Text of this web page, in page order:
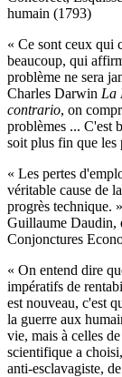
humain (1793)
« Ce sont ceux qui
beaucoup, qui
problème ne sera
Charles Darwin La
contrario, on
problèmes ... C'est
soit plus fin que les
« Les pertes
véritable cause de
progrès technique. »
Guillaume Daudin,
Conjonctures
« On entend dire
impératifs de
est nouveau, c'est
la guerre aux
vie, mais à celles
scientifique a
anti-esclavagiste,